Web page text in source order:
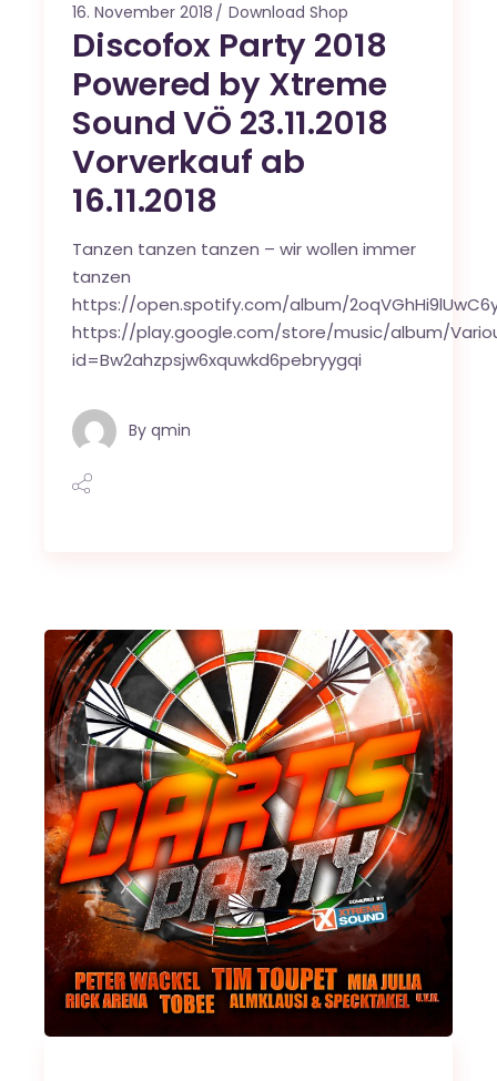
16. November 2018 Download Shop
Discofox Party 2018
Powered by Xtreme
Sound VÖ 23.11.2018
Vorverkauf ab
16.11.2018
Tanzen tanzen tanzen – wir wollen immer
tanzen
https://open.spotify.com/album/
https://play.google.com/store/music/album/
id=Bw2ahzpsjw6xquwkd6pebryygqi
By qmin